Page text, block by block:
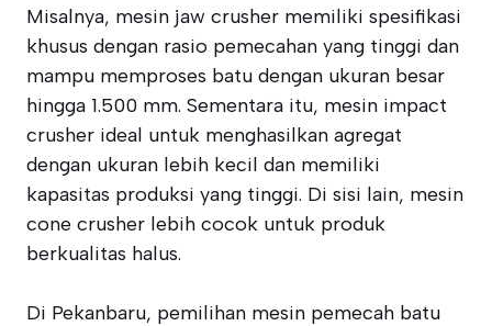
Misalnya, mesin jaw crusher memiliki spesifikasi
khusus dengan rasio pemecahan yang tinggi dan
mampu memproses batu dengan ukuran besar
hingga 1.500 mm. Sementara itu, mesin impact
crusher ideal untuk menghasilkan agregat
dengan ukuran lebih kecil dan memiliki
kapasitas produksi yang tinggi. Di sisi lain, mesin
cone crusher lebih cocok untuk produk
berkualitas halus.
Di Pekanbaru, pemilihan mesin pemecah batu